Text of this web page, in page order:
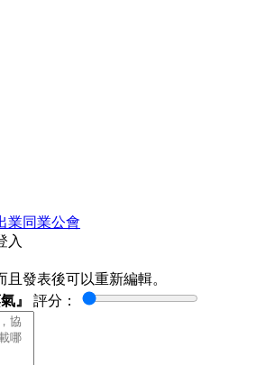
業同業公會
入
發表後可以重新編輯。
』 評分：